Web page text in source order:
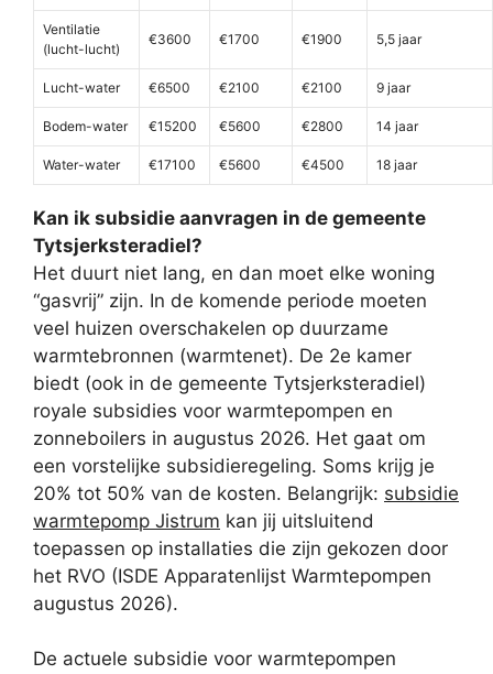
Ventilatie
(lucht-lucht)
€3600 €1700 €1900 5,5 jaar
Lucht-water €6500 €2100 €2100 9 jaar
Bodem-water €15200 €5600 €2800 14 jaar
Water-water €17100 €5600 €4500 18 jaar
Kan ik subsidie aanvragen in de gemeente
Tytsjerksteradiel?
Het duurt niet lang, en dan moet elke woning
“gasvrij” zijn. In de komende periode moeten
veel huizen overschakelen op duurzame
warmtebronnen (warmtenet). De 2e kamer
biedt (ook in de gemeente Tytsjerksteradiel)
royale subsidies voor warmtepompen en
zonneboilers in augustus 2026. Het gaat om
een vorstelijke subsidieregeling. Soms krijg je
20% tot 50% van de kosten. Belangrijk: subsidie
warmtepomp Jistrum kan jij uitsluitend
toepassen op installaties die zijn gekozen door
het RVO (ISDE Apparatenlijst Warmtepompen
augustus 2026).
De actuele subsidie voor warmtepompen